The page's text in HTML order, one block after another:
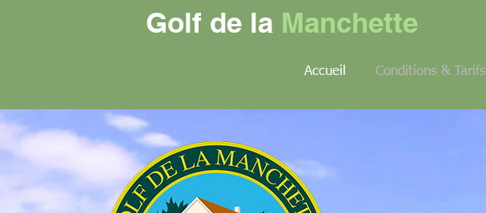
Golf de la Manchette
Accueil Conditions & Tarifs